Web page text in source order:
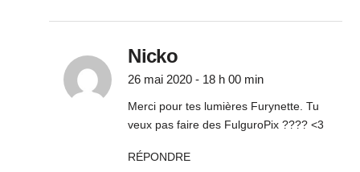
Nicko
26 mai 2020 - 18 h 00 min
Merci pour tes lumières Furynette. Tu
veux pas faire des FulguroPix ???? <3
RÉPONDRE